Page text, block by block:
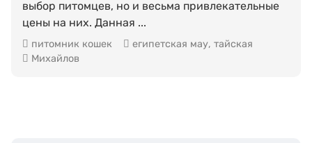
выбор питомцев, но и весьма привлекательные
цены на них. Данная ...
питомник кошек египетская мау, тайская
Михайлов